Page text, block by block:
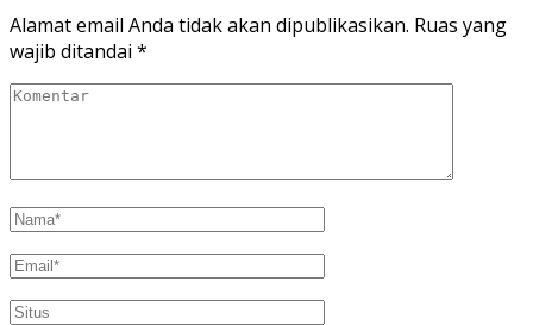
Alamat email Anda tidak akan dipublikasikan. Ruas yang
wajib ditandai *